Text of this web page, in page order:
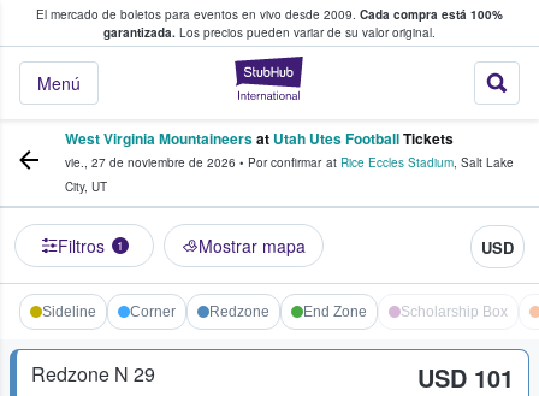
El mercado de boletos para eventos en vivo desde 2009. Cada compra está 100%
garantizada. Los precios pueden variar de su valor original.
StubHub: donde
Menú
fans compran y venden boletos
West Virginia Mountaineersat Utah Utes FootballTickets
vie., 27 de noviembre de 2026 • Por confirmar at Rice Eccles Stadium, Salt Lake
City, UT
Filtros 1 Mostrar mapa USD
Sideline Corner Redzone End Zone Scholarship Box
Redzone N 29 USD 101